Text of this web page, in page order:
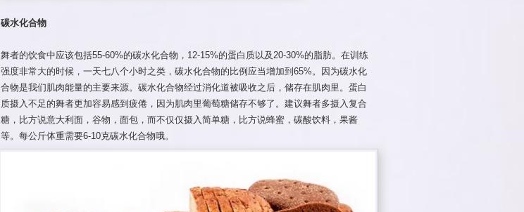
碳水化合物
舞者的饮食中应该包括55-60%的碳水化合物，12-15%的蛋白质以及20-30%的脂肪。在训练
强度非常大的时候，一天七八个小时之类，碳水化合物的比例应当增加到65%。因为碳水化
合物是我们肌肉能量的主要来源。碳水化合物经过消化道被吸收之后，储存在肌肉里。蛋白
质摄入不足的舞者更加容易感到疲倦，因为肌肉里葡萄糖储存不够了。建议舞者多摄入复合
糖，比方说意大利面，谷物，面包，而不仅仅摄入简单糖，比方说蜂蜜，碳酸饮料，果酱
等。每公斤体重需要6-10克碳水化合物哦。